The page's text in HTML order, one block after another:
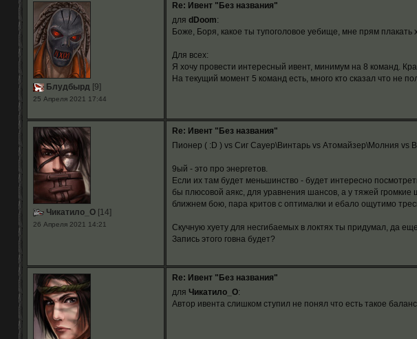
Блудбырд[9]
25 Апреля 2021 17:44
Re: Ивент "Без названия"
для dDoom:
Боже, Боря, какое ты тупоголовое уебище, мне прям плакать
Для всех:
Я хочу провести интересный ивент, минимум на 8 команд.
На текущий момент 5 команд есть, много кто сказал что не
Чикатило_О[14]
26 Апреля 2021 14:21
Re: Ивент "Без названия"
Пионер ( :D ) vs Cиг Сауер\Винтарь vs Атомайзер\Молния vs
9ый - это про энергетов.
Если их там будет меньшинство - будет интересно
бы плюсовой аякс, для уравнения шансов, а у тяжей
ближнем бою, пара критов с оптималки и ебало ощутимо
Скучную хуету для несгибаемых в локтях ты придумал, да
Запись этого говна будет?
Re: Ивент "Без названия"
для Чикатило_О:
Автор ивента слишком ступил не понял что есть такое баланс